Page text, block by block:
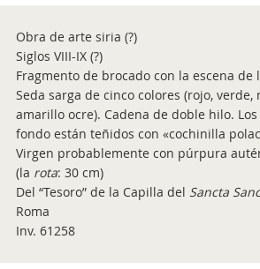
Obra de arte siria (?)
Siglos VIII-IX (?)
Fragmento de brocado con la escena de
Seda sarga de cinco colores (rojo, verde,
amarillo ocre). Cadena de doble hilo.
fondo están teñidos con «cochinilla
Virgen probablemente con púrpura
(la rota: 30 cm)
Del “Tesoro” de la Capilla del Sancta
Roma
Inv. 61258